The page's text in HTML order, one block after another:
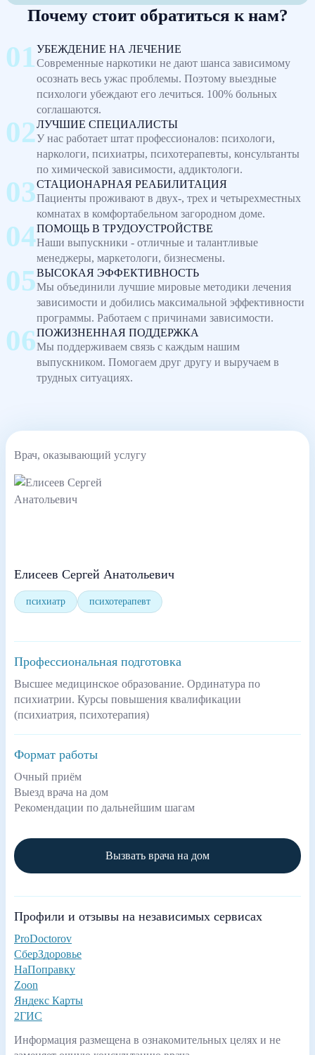
Почему стоит обратиться к нам?
УБЕЖДЕНИЕ НА ЛЕЧЕНИЕ
Современные наркотики не дают шанса зависимому
осознать весь ужас проблемы. Поэтому выездные
психологи убеждают его лечиться. 100% больных
соглашаются.
ЛУЧШИЕ СПЕЦИАЛИСТЫ
У нас работает штат профессионалов: психологи,
наркологи, психиатры, психотерапевты, консультанты
по химической зависимости, аддиктологи.
СТАЦИОНАРНАЯ РЕАБИЛИТАЦИЯ
Пациенты проживают в двух-, трех и четырехместных
комнатах в комфортабельном загородном доме.
ПОМОЩЬ В ТРУДОУСТРОЙСТВЕ
Наши выпускники - отличные и талантливые
менеджеры, маркетологи, бизнесмены.
ВЫСОКАЯ ЭФФЕКТИВНОСТЬ
Мы объединили лучшие мировые методики лечения
зависимости и добились максимальной эффективности
программы. Работаем с причинами зависимости.
ПОЖИЗНЕННАЯ ПОДДЕРЖКА
Мы поддерживаем связь с каждым нашим
выпускником. Помогаем друг другу и выручаем в
трудных ситуациях.
Врач, оказывающий услугу
Елисеев Сергей Анатольевич
психиатр психотерапевт
Профессиональная подготовка
Высшее медицинское образование. Ординатура по
психиатрии. Курсы повышения квалификации
(психиатрия, психотерапия)
Формат работы
Очный приём
Выезд врача на дом
Рекомендации по дальнейшим шагам
Вызвать врача на дом
Профили и отзывы на независимых сервисах
ProDoctorov
СберЗдоровье
НаПоправку
Zoon
Яндекс Карты
2ГИС
Информация размещена в ознакомительных целях и не